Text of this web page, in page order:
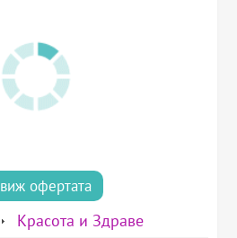
виж офертата
Красота и Здраве